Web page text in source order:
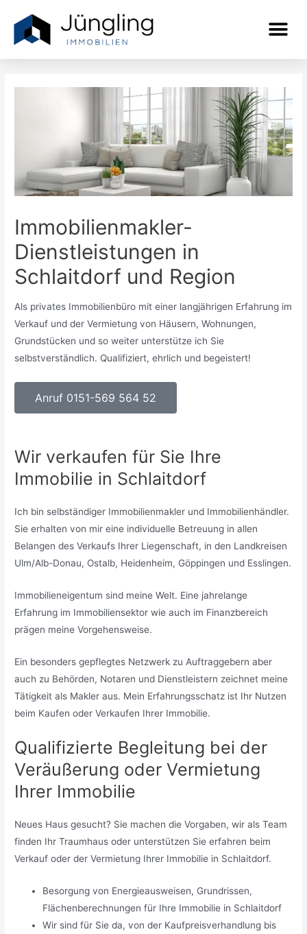
Immobilienmakler-
Dienstleistungen in
Schlaitdorf und Region
Als privates Immobilienbüro mit einer langjährigen Erfahrung im
Verkauf und der Vermietung von Häusern, Wohnungen,
Grundstücken und so weiter unterstütze ich Sie
selbstverständlich. Qualifiziert, ehrlich und begeistert!
Anruf 0151-569 564 52
Wir verkaufen für Sie Ihre
Immobilie in Schlaitdorf
Ich bin selbständiger Immobilienmakler und Immobilienhändler.
Sie erhalten von mir eine individuelle Betreuung in allen
Belangen des Verkaufs Ihrer Liegenschaft, in den Landkreisen
Ulm/Alb-Donau, Ostalb, Heidenheim, Göppingen und Esslingen.
Immobilieneigentum sind meine Welt. Eine jahrelange
Erfahrung im Immobiliensektor wie auch im Finanzbereich
prägen meine Vorgehensweise.
Ein besonders gepflegtes Netzwerk zu Auftraggebern aber
auch zu Behörden, Notaren und Dienstleistern zeichnet meine
Tätigkeit als Makler aus. Mein Erfahrungsschatz ist Ihr Nutzen
beim Kaufen oder Verkaufen Ihrer Immobilie.
Qualifizierte Begleitung bei der
Veräußerung oder Vermietung
Ihrer Immobilie
Neues Haus gesucht? Sie machen die Vorgaben, wir als Team
finden Ihr Traumhaus oder unterstützen Sie erfahren beim
Verkauf oder der Vermietung Ihrer Immobilie in Schlaitdorf.
Besorgung von Energieausweisen, Grundrissen,
Flächenberechnungen für Ihre Immobilie in Schlaitdorf
Wir sind für Sie da, von der Kaufpreisverhandlung bis